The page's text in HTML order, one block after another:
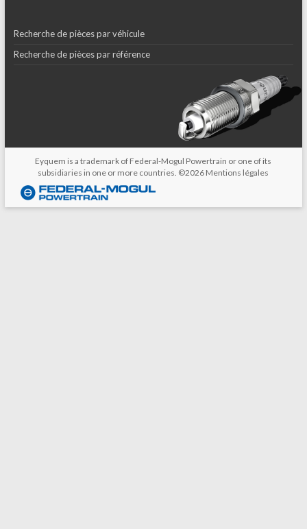
Recherche de pièces par véhicule
Recherche de pièces par référence
Eyquem is a trademark of Federal-Mogul Powertrain or one of its
subsidiaries in one or more countries. ©2026 Mentions légales